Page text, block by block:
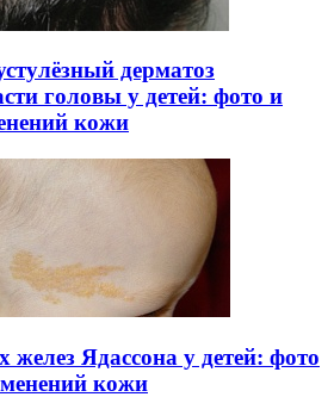
дерматоз
головы у детей: фото и
кожи
желез Ядассона у детей: фото
кожи